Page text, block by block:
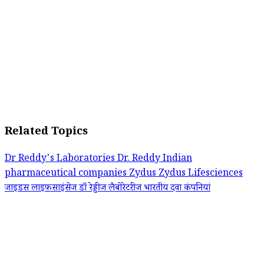
Related Topics
Dr Reddy's LaboratoriesDr. ReddyIndian
pharmaceutical companiesZydusZydus Lifesciences
जाइडस लाइफसाइंसेजडॉ रेड्डीज लैबोरेटरीजभारतीय दवा कंपनियां